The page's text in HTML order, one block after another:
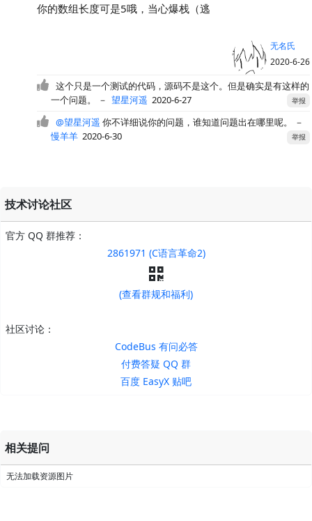
你的数组长度可是5哦，当心爆栈（逃
无名氏
2020-6-26
这个只是一个测试的代码，源码不是这个。但是确实是有这样的
一个问题。
－ 望星河遥 2020-6-27 举报
@望星河遥 你不详细说你的问题，谁知道问题出在哪里呢。
－
慢羊羊 2020-6-30 举报
技术讨论社区
官方 QQ 群推荐：
2861971 (C语言革命2)
(查看群规和福利)
社区讨论：
CodeBus 有问必答
付费答疑 QQ 群
百度 EasyX 贴吧
相关提问
无法加载资源图片